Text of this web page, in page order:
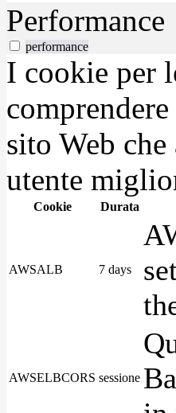
Performance
performance
I cookie per
sito Web
utente
Cookie Durata
AWSALB 7 days
AWSELBCORS sessione